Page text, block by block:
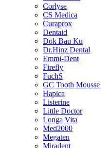
Corlyse
CS Medica
Curaprox
Dentaid
Dok Bau Ku
Dr.Hinz Dental
Emmi-Dent
Firefly
FuchS
GC Tooth Mousse
Hapica
Listerine
Little Doctor
Longa Vita
Med2000
Megaten
Miradent